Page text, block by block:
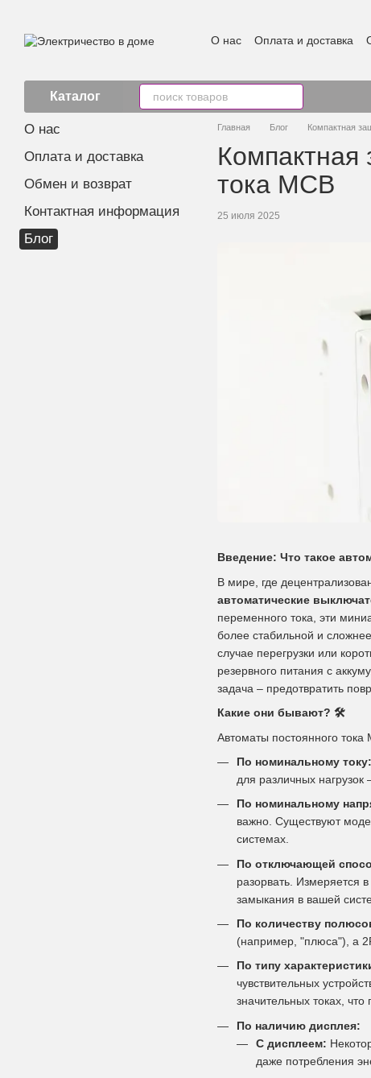
О нас Оплата и доставка
Каталог
Главная Блог Компактная
Компактная
тока MCB
25 июля 2025
Введение: Что такое
В мире, где
автоматические
переменного тока, эти
более стабильной и
случае перегрузки или
резервного питания с
задача – предотвратить
Какие они бывают? 🛠️
Автоматы постоянного
По номинальному току:
для различных нагрузок
По номинальному
важно. Существуют
системах.
По отключающей
разорвать. Измеряется
замыкания в вашей
По количеству
(например, "плюса"), а
По типу
чувствительных
значительных токах,
По наличию дисплея:
С дисплеем:
даже потребления
О нас
Оплата и доставка
Обмен и возврат
Контактная информация
Блог